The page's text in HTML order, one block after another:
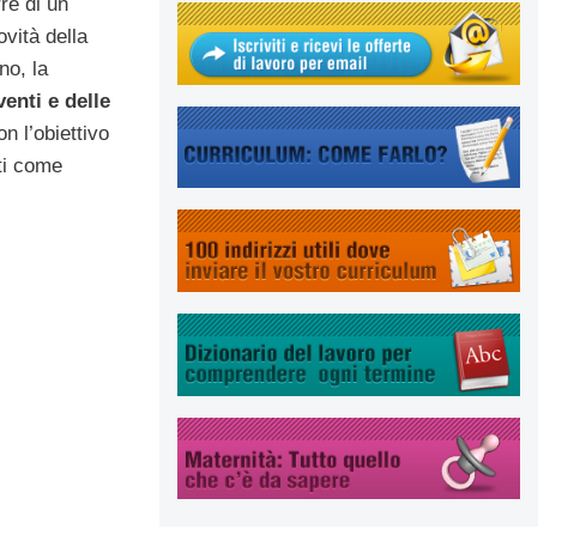
della
la
e delle
l’obiettivo
come